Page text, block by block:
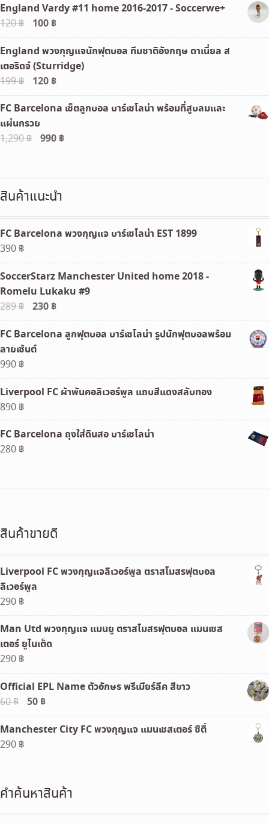
England Vardy #11 home 2016-2017 - Soccerwe+
120฿
Original
price
was:
120 ฿.
100 ฿Current
price
is:
100 ฿.
England พวงกุญแจนักฟุตบอล ทีมชาติอังกฤษ ดาเนี่ยล ส
เตอริดจ์ (Sturridge)
199฿
Original
price
was:
199 ฿.
120 ฿Current
price
is:
FC Barcelona เซ็ตลูกบอล บาร์เซโลน่า พร้อมที่สูบลมและ
แผ่นกรวย
1,290฿
Original
990 ฿Current
สินค้าแนะนำ
FC Barcelona พวงกุญแจ บาร์เซโลน่า EST 1899
390 ฿
SoccerStarz Manchester United home 2018 -
Romelu Lukaku #9
289฿
Original
price
was:
289 ฿.
230 ฿Current
price
is:
FC Barcelona ลูกฟุตบอล บาร์เซโลน่า รูปนักฟุตบอลพร้อม
ลายเซ้นต์
990 ฿
Liverpool FC ผ้าพันคอลิเวอร์พูล แถบสีแดงสลับทอง
890 ฿
FC Barcelona ถุงใส่ดินสอ บาร์เซโลน่า
280 ฿
สินค้าขายดี
Liverpool FC พวงกุญแจลิเวอร์พูล ตราสโมสรฟุตบอล
ลิเวอร์พูล
290 ฿
Man Utd พวงกุญแจ แมนยู ตราสโมสรฟุตบอล แมนเชส
เตอร์ ยูไนเต็ด
290 ฿
Official EPL Name ตัวอักษร พรีเมียร์ลีค สีขาว
60฿
Original
price
was:
60 ฿.
50 ฿Current
price
is:
Manchester City FC พวงกุญแจ แมนเชสเตอร์ ซิตี้
290 ฿
คำค้นหาสินค้า